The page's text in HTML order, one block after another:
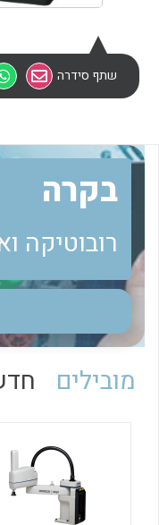
לכל מוצרי היצרן
שתף סידרה
בקרה
רובוטיקה
מובילים